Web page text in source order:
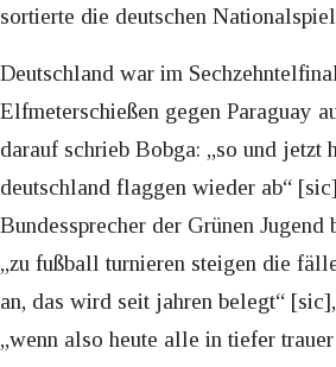
sortierte die deutschen
Deutschland war im
Elfmeterschießen gegen Paraguay
darauf schrieb Bobga: „so und jetzt
deutschland flaggen wieder ab“
Bundessprecher der Grünen Jugend
„zu fußball turnieren steigen die
an, das wird seit jahren belegt“
„wenn also heute alle in tiefer